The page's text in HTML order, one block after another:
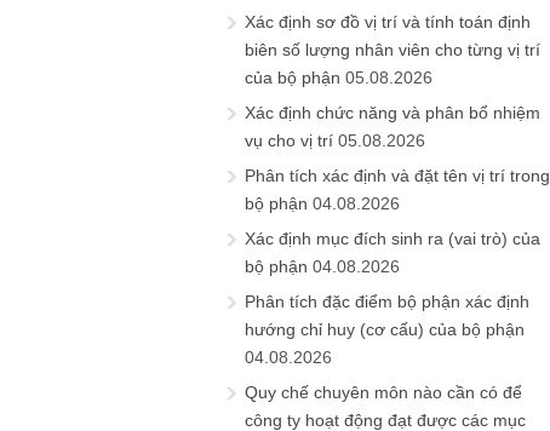
Xác định sơ đồ vị trí và tính toán định
biên số lượng nhân viên cho từng vị trí
của bộ phận 05.08.2026
Xác định chức năng và phân bổ nhiệm
vụ cho vị trí 05.08.2026
Phân tích xác định và đặt tên vị trí trong
bộ phận 04.08.2026
Xác định mục đích sinh ra (vai trò) của
bộ phận 04.08.2026
Phân tích đặc điểm bộ phận xác định
hướng chỉ huy (cơ cấu) của bộ phận
04.08.2026
Quy chế chuyên môn nào cần có để
công ty hoạt động đạt được các mục